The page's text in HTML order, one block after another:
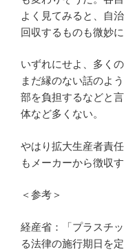
よく見てみると、自
回収するものも微妙
いずれにせよ、多く
まだ縁のない話のよ
部を負担するなどと
体など多くない。
やはり拡大生産者責
もメーカーから徴収す
＜参考＞
経産省：「プラスチ
る法律の施行期日を